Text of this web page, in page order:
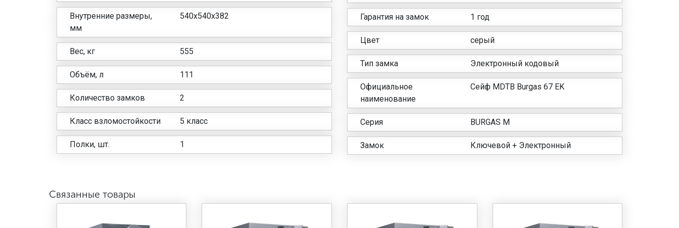
Внутренние размеры,
мм
540x540x382
Вес, кг 555
Объём, л 111
Количество замков 2
Класс взломостойкости 5 класс
Полки, шт. 1
Гарантия на замок 1 год
Цвет серый
Тип замка Электронный кодовый
Официальное
наименование
Сейф MDTB Burgas 67 EK
Серия BURGAS M
Замок Ключевой + Электронный
Связанные товары